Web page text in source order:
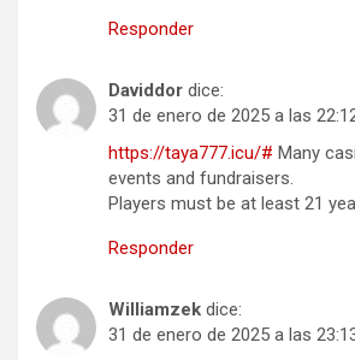
Responder
Daviddor dice:
31 de enero de 2025 a las
https://taya777.icu/# Many
events and fundraisers.
Players must be at least 21
Responder
Williamzek dice:
31 de enero de 2025 a las